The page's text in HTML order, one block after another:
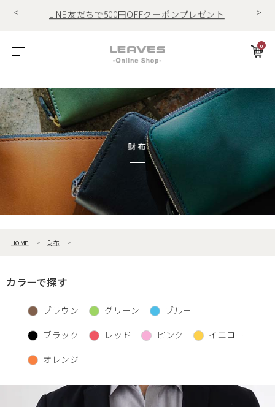
<
LINE友だちで500円OFFクーポンプレゼント
LINE友だちで500円OFFクーポンプレゼント
>
0
財布
HOME 財布
カラーで探す
ブラウン グリーン
ブルー
ブラック
レッド ピンク
イエロー
オレンジ
ビジネスバッグ ショルダーバッグ
ショルダーバッグ
バックパック・リュック
その他バッグ
トランク
ミッフィー×リーブス
メイドインジャパン
長財布 折財布
小銭入れ
ALL
ビゾンテレザー
ゼナックレザー
フラットシュリンクレザー
プリズムレザー
シュリンクレザー
パスケース キーケース
ペンケース
IDカード・カードケース
手帳・ブックカバー
その他
ケア用品
ご利用ガイド
ギフト
会員登録
特集
Foglia工房の革紹介。Vol.1
レザー１